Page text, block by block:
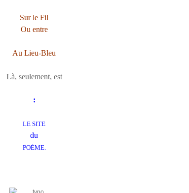
Sur le Fil
Ou entre
Au Lieu-Bleu
Là, seulement, est
:
LE SITE
du
POÈME.